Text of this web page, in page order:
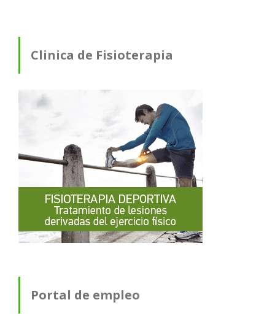
Clinica de Fisioterapia
Portal de empleo